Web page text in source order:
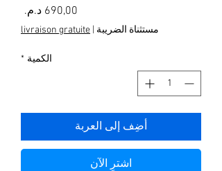
مستثناة الضريبة livraison gratuite
الكمية *
أضِف إلى العربة
اشترِ الآن